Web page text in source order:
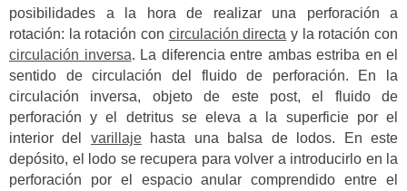
posibilidades a la hora de realizar una perforación a
rotación: la rotación con circulación directa y la rotación con
circulación inversa. La diferencia entre ambas estriba en el
sentido de circulación del fluido de perforación. En la
circulación inversa, objeto de este post, el fluido de
perforación y el detritus se eleva a la superficie por el
interior del varillajehasta una balsa de lodos. En este
depósito, el lodo se recupera para volver a introducirlo en la
perforación por el espacio anular comprendido entre el